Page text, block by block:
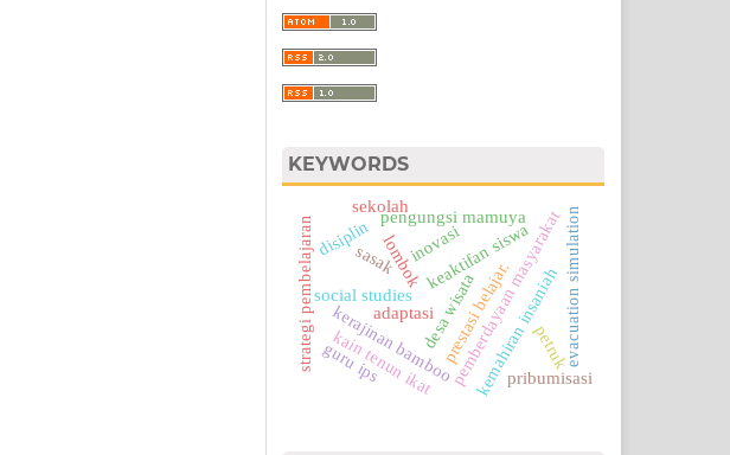
KEYWORDS
social studies
lombok
kerajinan bamboopemberdayaan masyarakat
desa wisatakemahiran insaniah
strategi pembelajaran inovasi
kain tenun ikat
keaktifan siswa
sasak
pribumisasi
pengungsi mamuya
adaptasi evacuation simulation
petruk
disiplin
guru ips prestasi belajar.
sekolah